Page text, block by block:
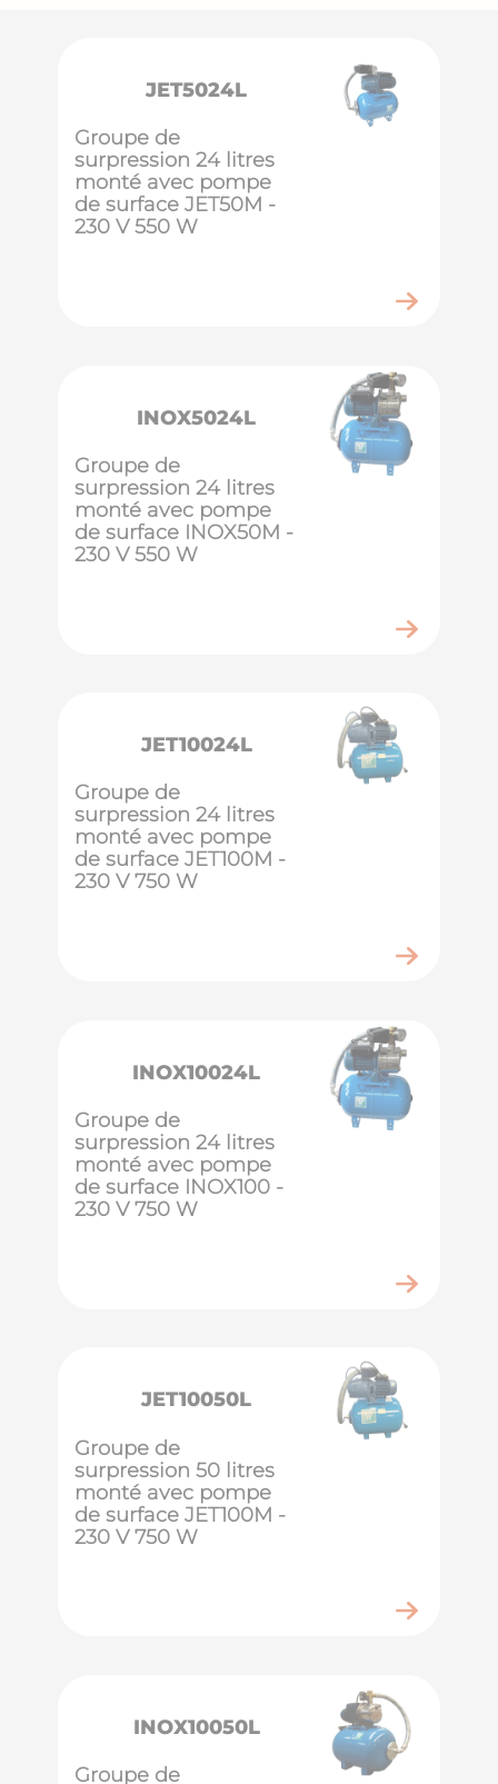
JET5024L
Groupe de
surpression 24 litres
monté avec pompe
de surface JET50M -
230 V 550 W
INOX5024L
Groupe de
surpression 24 litres
monté avec pompe
de surface INOX50M -
230 V 550 W
JET10024L
Groupe de
surpression 24 litres
monté avec pompe
de surface JET100M -
230 V 750 W
INOX10024L
Groupe de
surpression 24 litres
monté avec pompe
de surface INOX100 -
230 V 750 W
JET10050L
Groupe de
surpression 50 litres
monté avec pompe
de surface JET100M -
230 V 750 W
INOX10050L
Groupe de